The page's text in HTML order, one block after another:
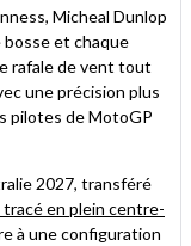
Micheal Dunlop
et chaque
rafale de vent tout
une précision plus
pilotes de MotoGP
2027, transféré
tracé en plein centre-
à une configuration